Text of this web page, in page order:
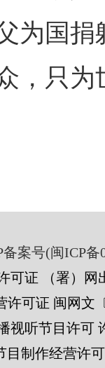
为国
，只
备案号(闽ICP备
可证 （署）网
许可证 闽网文
视听节目许可
目制作经营许